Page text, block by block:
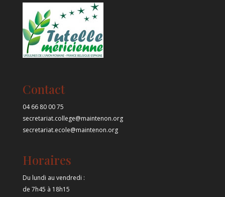
Contact
04 66 80 00 75
secretariat.college@maintenon.org
secretariat.ecole@maintenon.org
Horaires
Du lundi au vendredi :
de 7h45 à 18h15